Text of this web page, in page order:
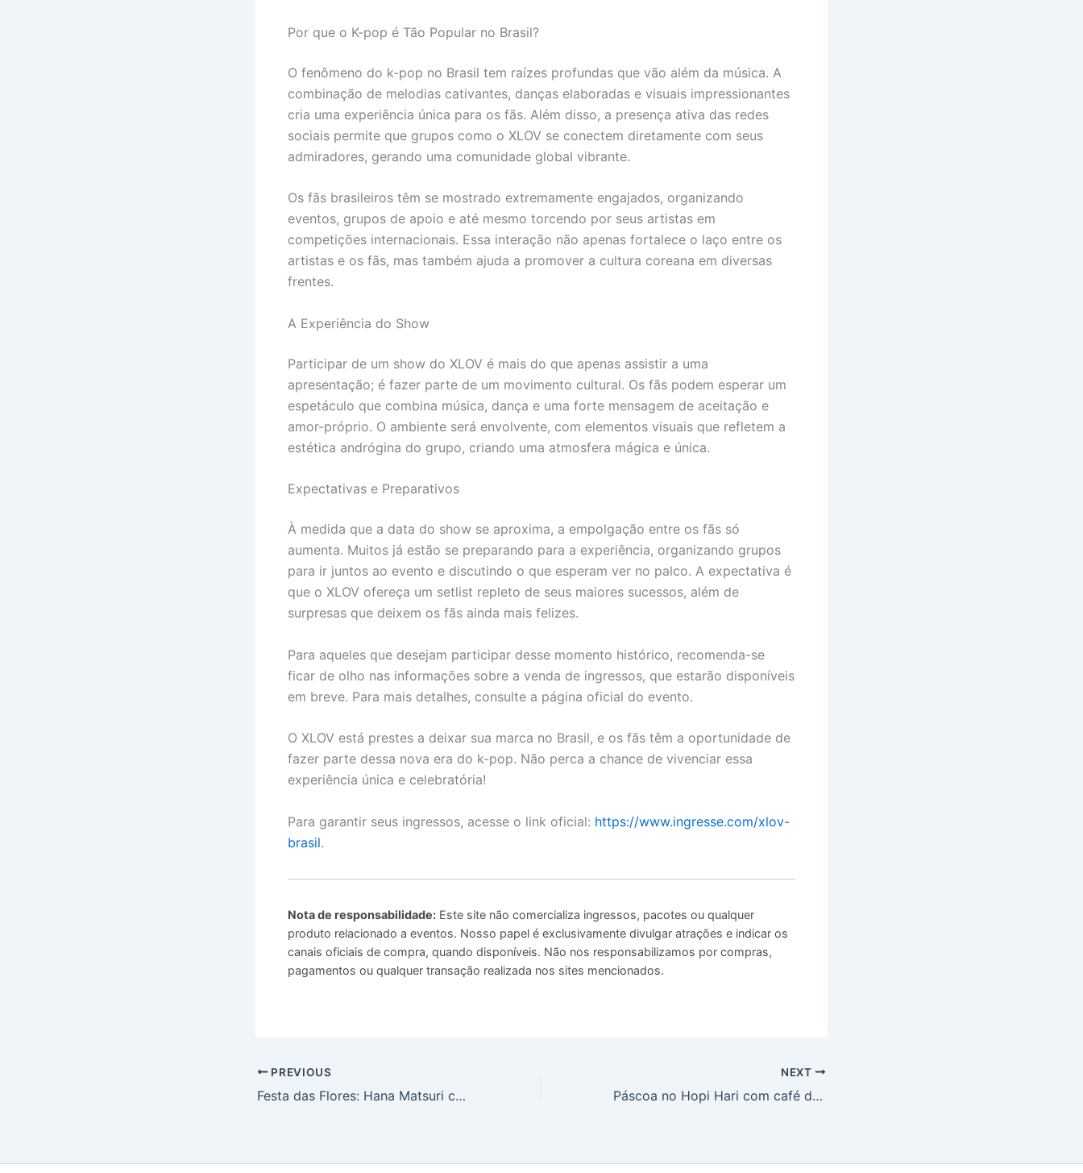
Por que o K-pop é Tão Popular no Brasil?
O fenômeno do k-pop no Brasil tem raízes profundas que vão além da música. A
combinação de melodias cativantes, danças elaboradas e visuais impressionantes
cria uma experiência única para os fãs. Além disso, a presença ativa das redes
sociais permite que grupos como o XLOV se conectem diretamente com seus
admiradores, gerando uma comunidade global vibrante.
Os fãs brasileiros têm se mostrado extremamente engajados, organizando
eventos, grupos de apoio e até mesmo torcendo por seus artistas em
competições internacionais. Essa interação não apenas fortalece o laço entre os
artistas e os fãs, mas também ajuda a promover a cultura coreana em diversas
frentes.
A Experiência do Show
Participar de um show do XLOV é mais do que apenas assistir a uma
apresentação; é fazer parte de um movimento cultural. Os fãs podem esperar um
espetáculo que combina música, dança e uma forte mensagem de aceitação e
amor-próprio. O ambiente será envolvente, com elementos visuais que refletem a
estética andrógina do grupo, criando uma atmosfera mágica e única.
Expectativas e Preparativos
À medida que a data do show se aproxima, a empolgação entre os fãs só
aumenta. Muitos já estão se preparando para a experiência, organizando grupos
para ir juntos ao evento e discutindo o que esperam ver no palco. A expectativa é
que o XLOV ofereça um setlist repleto de seus maiores sucessos, além de
surpresas que deixem os fãs ainda mais felizes.
Para aqueles que desejam participar desse momento histórico, recomenda-se
ficar de olho nas informações sobre a venda de ingressos, que estarão disponíveis
em breve. Para mais detalhes, consulte a página oficial do evento.
O XLOV está prestes a deixar sua marca no Brasil, e os fãs têm a oportunidade de
fazer parte dessa nova era do k-pop. Não perca a chance de vivenciar essa
experiência única e celebratória!
Para garantir seus ingressos, acesse o link oficial: https://www.ingresse.com/xlov-
brasil.
Nota de responsabilidade: Este site não comercializa ingressos, pacotes ou qualquer
produto relacionado a eventos. Nosso papel é exclusivamente divulgar atrações e indicar os
canais oficiais de compra, quando disponíveis. Não nos responsabilizamos por compras,
pagamentos ou qualquer transação realizada nos sites mencionados.
PREVIOUS
Festa das Flores: Hana Matsuri celebra Budismo na Liberdade
NEXT
Páscoa no Hopi Hari com café da manhã e Caça aos Ovos